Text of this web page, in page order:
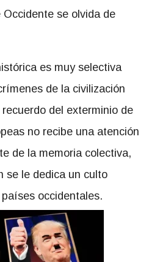
se olvida de
es muy selectiva
de la civilización
del exterminio de
no recibe una atención
de la memoria colectiva,
se le dedica un culto
occidentales.